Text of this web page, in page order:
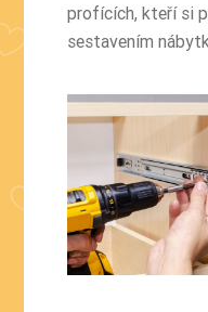
profících, kteří si
sestavením